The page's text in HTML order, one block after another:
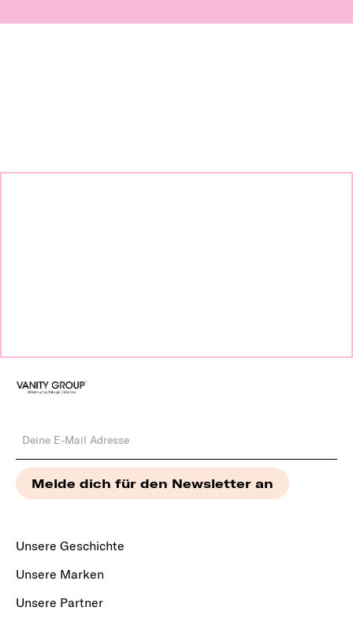
Unsere Geschichte
Unsere Marken
Unsere Partner